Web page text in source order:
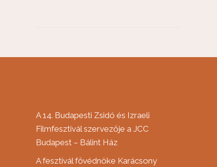
A 14. Budapesti Zsidó és Izraeli
Filmfesztivál szervezője a JCC
Budapest – Bálint Ház
A fesztivál fővédnöke Karácsony